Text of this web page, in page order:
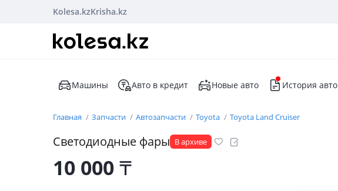
Kolesa.kzKrisha.kz
Машины Авто в кредит Новые авто История авто
Главная Запчасти Автозапчасти Toyota Toyota Land Cruiser
Светодиодные фары В архиве
10 000₸